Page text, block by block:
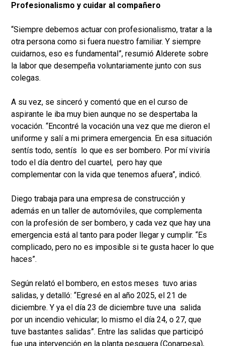
Profesionalismo y cuidar al compañero
“Siempre debemos actuar con profesionalismo, tratar a la
otra persona como si fuera nuestro familiar. Y siempre
cuidarnos, eso es fundamental”, resumió Alderete sobre
la labor que desempeña voluntariamente junto con sus
colegas.
A su vez, se sinceró y comentó que en el curso de
aspirante le iba muy bien aunque no se despertaba la
vocación. “Encontré la vocación una vez que me dieron el
uniforme y salí a mi primera emergencia. En esa situación
sentís todo, sentís lo que es ser bombero. Por mí viviría
todo el día dentro del cuartel, pero hay que
complementar con la vida que tenemos afuera”, indicó.
Diego trabaja para una empresa de construcción y
además en un taller de automóviles, que complementa
con la profesión de ser bombero, y cada vez que hay una
emergencia está al tanto para poder llegar y cumplir. “Es
complicado, pero no es imposible si te gusta hacer lo que
haces”.
Según relató el bombero, en estos meses tuvo arias
salidas, y detalló: “Egresé en al año 2025, el 21 de
diciembre. Y ya el día 23 de diciembre tuve una salida
por un incendio vehicular; lo mismo el día 24, o 27, que
tuve bastantes salidas”. Entre las salidas que participó
fue una intervención en la planta pesquera (Conarpesa),